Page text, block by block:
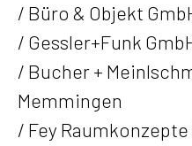
/ Büro & Objekt
/ Gessler+Funk
/ Bucher +
Memmingen
/ Fey Raumkonzepte